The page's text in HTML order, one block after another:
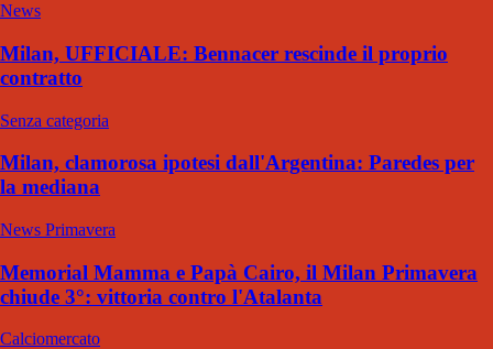
News
Milan, UFFICIALE: Bennacer rescinde il proprio
contratto
Senza categoria
Milan, clamorosa ipotesi dall'Argentina: Paredes per
la mediana
News Primavera
Memorial Mamma e Papà Cairo, il Milan Primavera
chiude 3°: vittoria contro l'Atalanta
Calciomercato